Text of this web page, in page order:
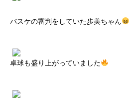
バスケの審判をしていた歩美ちゃん
卓球も盛り上がっていました